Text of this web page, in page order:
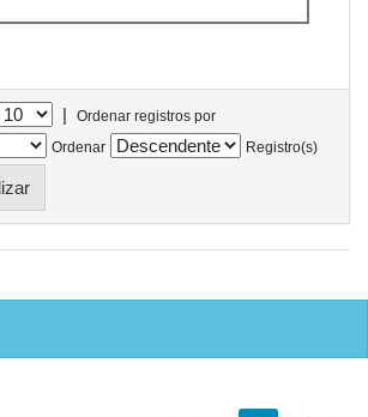
|
Ordenar registros por
Ordenar
Registro(s)